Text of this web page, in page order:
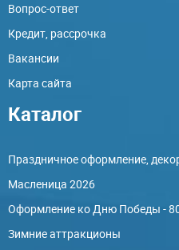
Вопрос-ответ
Кредит, рассрочка
Вакансии
Карта сайта
Каталог
Праздничное оформление,
Масленица 2026
Оформление ко Дню Победы -
Зимние аттракционы